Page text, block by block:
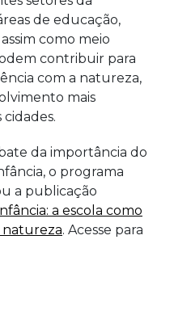
de educação,
como meio
contribuir para
com a natureza,
mais
cidades.
da importância do
o programa
a publicação
a escola como
natureza. Acesse para